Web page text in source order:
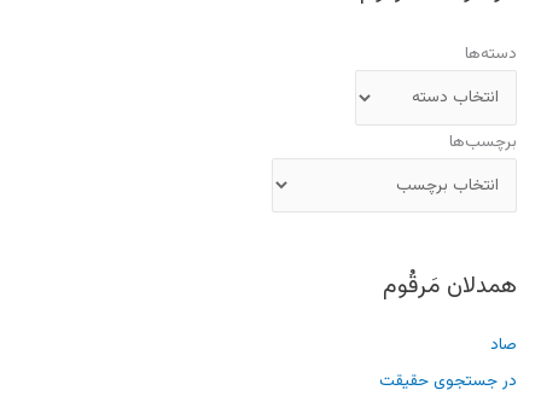
دسته‌ها
برچسب‌ها
همدلان مَرقُوم
صاد
در جستجوی حقیقت